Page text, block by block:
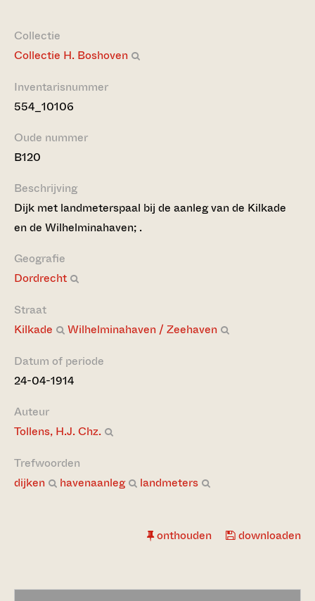
Collectie
Collectie H. Boshoven
Inventarisnummer
554_10106
Oude nummer
B120
Beschrijving
Dijk met landmeterspaal bij de aanleg van de Kilkade
en de Wilhelminahaven; .
Geografie
Dordrecht
Straat
Kilkade
Wilhelminahaven / Zeehaven
Datum of periode
24-04-1914
Auteur
Tollens, H.J. Chz.
Trefwoorden
dijken
havenaanleg landmeters
onthouden downloaden